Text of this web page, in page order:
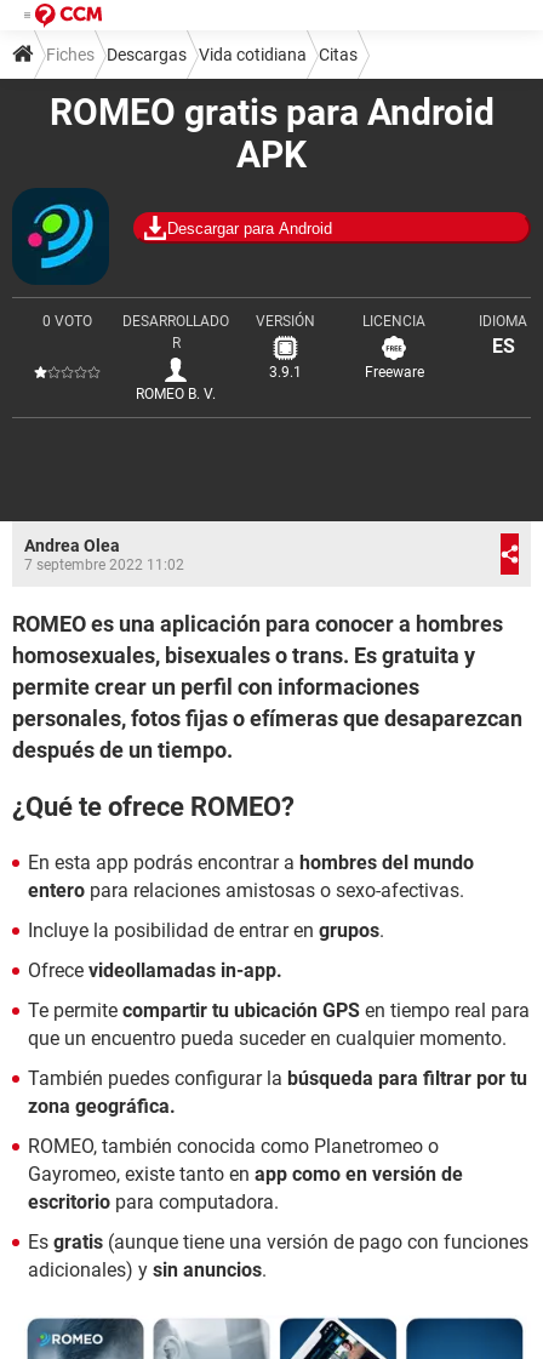
ROMEO gratis para Android
APK
Descargar para Android
0 VOTO
DESARROLLADO
R
ROMEO B. V.
VERSIÓN
3.9.1
LICENCIA
Freeware
IDIOMA
ES
Fiches Descargas Vida cotidiana Citas
Andrea Olea
7 septembre 2022 11:02
ROMEO es una aplicación para conocer a hombres
homosexuales, bisexuales o trans. Es gratuita y
permite crear un perfil con informaciones
personales, fotos fijas o efímeras que desaparezcan
después de un tiempo.
¿Qué te ofrece ROMEO?
En esta app podrás encontrar a hombres del mundo
entero para relaciones amistosas o sexo-afectivas.
Incluye la posibilidad de entrar en grupos.
Ofrece videollamadas in-app.
Te permite compartir tu ubicación GPS en tiempo real para
que un encuentro pueda suceder en cualquier momento.
También puedes configurar la búsqueda para filtrar por tu
zona geográfica.
ROMEO, también conocida como Planetromeo o
Gayromeo, existe tanto en app como en versión de
escritorio para computadora.
Es gratis (aunque tiene una versión de pago con funciones
adicionales) y sin anuncios.